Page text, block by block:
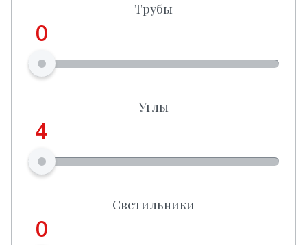
Трубы
0
Углы
4
Светильники
0